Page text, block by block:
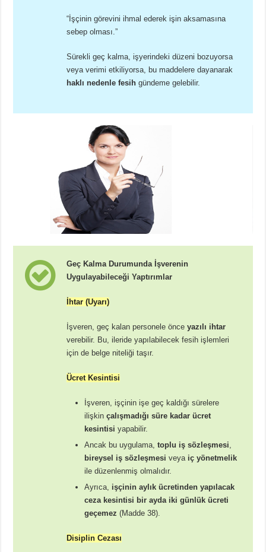
“İşçinin görevini ihmal ederek işin aksamasına
sebep olması.”
Sürekli geç kalma, işyerindeki düzeni bozuyorsa
veya verimi etkiliyorsa, bu maddelere dayanarak
haklı nedenle fesih gündeme gelebilir.
Geç Kalma Durumunda İşverenin
Uygulayabileceği Yaptırımlar
İhtar (Uyarı)
İşveren, geç kalan personele önceyazılı ihtar
verebilir. Bu, ileride yapılabilecek fesih işlemleri
için de belge niteliği taşır.
Ücret Kesintisi
İşveren, işçinin işe geç kaldığı sürelere
ilişkinçalışmadığı süre kadar ücret
kesintisi yapabilir.
Ancak bu uygulama,toplu iş sözleşmesi
bireysel iş sözleşmesi veya iç yönetmelik
ile düzenlenmiş olmalıdır.
Ayrıca, işçinin aylık ücretinden yapılacak
ceza kesintisi bir ayda iki günlük ücreti
geçemez (Madde 38).
Disiplin Cezası